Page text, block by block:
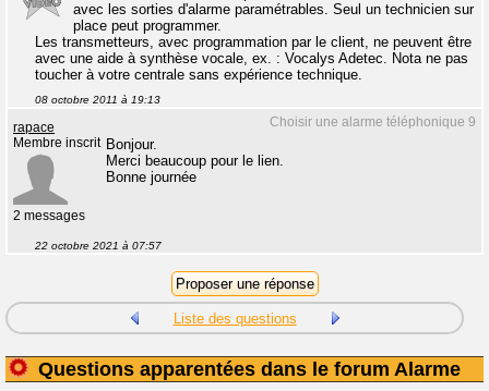
avec les sorties d'alarme paramétrables. Seul un technicien sur
place peut programmer.
Les transmetteurs, avec programmation par le client, ne peuvent être
avec une aide à synthèse vocale, ex. : Vocalys Adetec. Nota ne pas
toucher à votre centrale sans expérience technique.
08 octobre 2011 à 19:13
Choisir une alarme téléphonique 9
rapace
Membre inscrit
2 messages
Bonjour.
Merci beaucoup pour le lien.
Bonne journée
22 octobre 2021 à 07:57
Liste des questions
Questions apparentées dans le forum Alarme